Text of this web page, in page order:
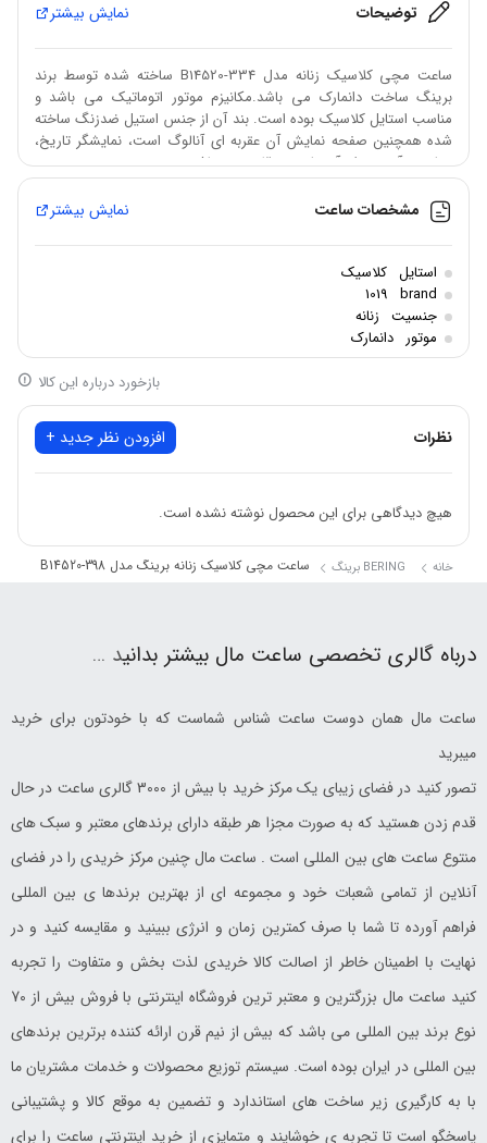
توضیحات نمایش بیشتر
ساعت مچی کلاسیک زنانه مدل B14520-334 ساخته شده توسط برند
برینگ ساخت دانمارک می باشد.مکانیزم موتور اتوماتیک می باشد و
مناسب استایل کلاسیک بوده است. بند آن از جنس استیل ضدزنگ ساخته
شده همچنین صفحه نمایش آن عقربه ای آنالوگ است، نمایشگر تاریخ،
مقاومت آن در برابر آب تا عمق 30متر می باشد.
برند: برینگ
جنسیت:زنانه
مکانیزم موتور: اتوماتیک
جنس قاب: استیل
جنس بند: استیل
جنس شیشه: کریستال یاقوت کبود
مقاومت در برابر آب: تا عمق 30متر
مشخصات ساعت نمایش بیشتر
استایل کلاسیک
brand
1019
جنسیت زنانه
موتور دانمارک
بازخورد درباره این کالا
نظرات افزودن نظر جدید +
هیچ دیدگاهی برای این محصول نوشته نشده است.
خانه BERING برینگ ساعت مچی کلاسیک زنانه برینگ مدل B14520-398
درباه گالری تخصصی ساعت مال بیشتر بدانید …
ساعت مال همان دوست ساعت شناس شماست که با خودتون برای خرید
میبرید
تصور کنید در فضای زیبای یک مرکز خرید با بیش از 3000 گالری ساعت در حال
قدم زدن هستید که به صورت مجزا هر طبقه دارای برندهای معتبر و سبک های
منتوع ساعت های بین المللی است . ساعت مال چنین مرکز خریدی را در فضای
آنلاین از تمامی شعبات خود و مجموعه ای از بهترین برندها ی بین المللی
فراهم آورده تا شما با صرف کمترین زمان و انرژی ببینید و مقایسه کنید و در
نهایت با اطمینان خاطر از اصالت کالا خریدی لذت بخش و متفاوت را تجربه
کنید ساعت مال بزرگترین و معتبر ترین فروشگاه اینترنتی با فروش بیش از 70
نوع برند بین المللی می باشد که بیش از نیم قرن ارائه کننده برترین برندهای
بین المللی در ایران بوده است. سیستم توزیع محصولات و خدمات مشتریان ما
با به کارگیری زیر ساخت های استاندارد و تضمین به موقع کالا و پشتیبانی
پاسخگو است تا تجربه ی خوشایند و متمایزی از خرید اینترنتی ساعت را برای